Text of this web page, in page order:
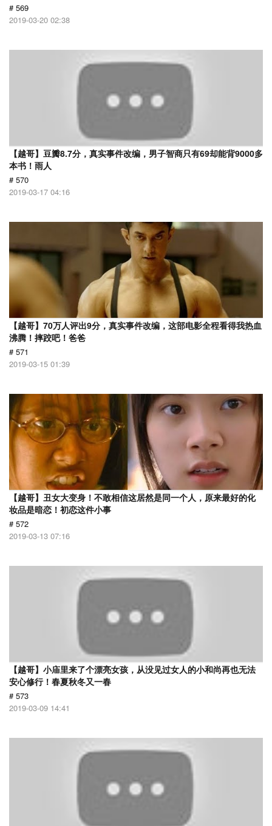
# 569
2019-03-20 02:38
【越哥】豆瓣8.7分，真实事件改编，男子智商只有69却能背9000多
本书！雨人
# 570
2019-03-17 04:16
【越哥】70万人评出9分，真实事件改编，这部电影全程看得我热血
沸腾！摔跤吧！爸爸
# 571
2019-03-15 01:39
【越哥】丑女大变身！不敢相信这居然是同一个人，原来最好的化
妆品是暗恋！初恋这件小事
# 572
2019-03-13 07:16
【越哥】小庙里来了个漂亮女孩，从没见过女人的小和尚再也无法
安心修行！春夏秋冬又一春
# 573
2019-03-09 14:41